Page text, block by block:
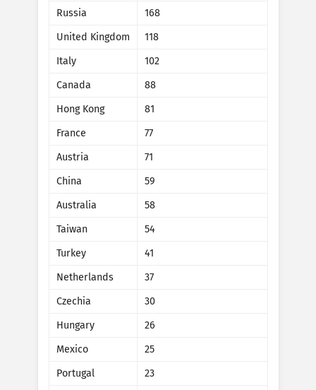
Ründestatistika: Turvaaugud
Ründestatistika: Seadmed
Andmestu
Grupeerimise alus
Andmeskaala
Värskenda tulemusi automaatselt
Värskenda
Russia
168
United Kingdom
118
Italy
102
Canada
88
Hong Kong
81
France
77
Austria
71
China
59
Australia
58
Taiwan
54
Turkey
41
Netherlands
37
Czechia
30
Hungary
26
Mexico
25
Portugal
23